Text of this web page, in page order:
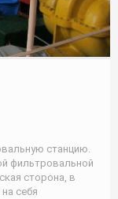
станцию.
фильтровальной
сторона, в
себя